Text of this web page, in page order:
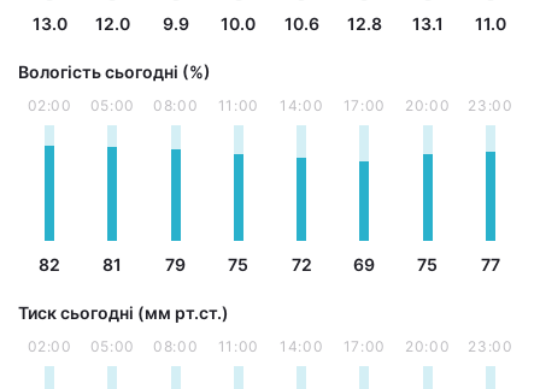
13.0 12.0 9.9 10.0 10.6 12.8 13.1 11.0
Вологість сьогодні (%)
02:00
82
05:00
81
08:00
79
11:00
75
14:00
72
17:00
69
20:00
75
23:00
77
Тиск сьогодні (мм рт.ст.)
02:00 05:00 08:00 11:00 14:00 17:00 20:00 23:00